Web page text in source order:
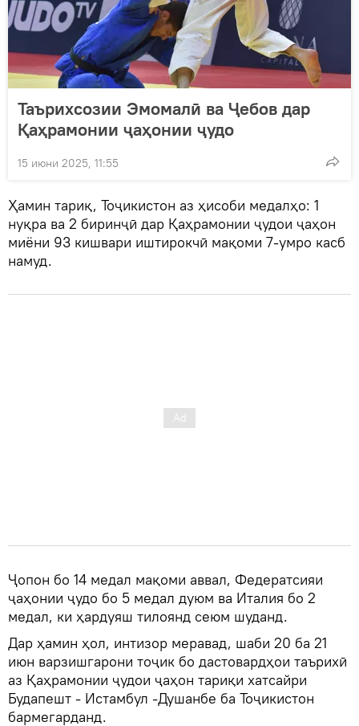
Таърихсозии Эмомалӣ ва Ҷебов дар
Қаҳрамонии ҷаҳонии ҷудо
15 июни 2025, 11:55
Ҳамин тариқ, Тоҷикистон аз ҳисоби медалҳо: 1
нуқра ва 2 биринҷӣ дар Қаҳрамонии ҷудои ҷаҳон
миёни 93 кишвари иштирокчӣ мақоми 7-умро касб
намуд.
Ҷопон бо 14 медал мақоми аввал, Федератсияи
ҷаҳонии ҷудо бо 5 медал дуюм ва Италия бо 2
медал, ки ҳардуяш тилоянд сеюм шуданд.
Дар ҳамин ҳол, интизор меравад, шаби 20 ба 21
июн варзишгарони тоҷик бо дастовардҳои таърихӣ
аз Қаҳрамонии ҷудои ҷаҳон тариқи хатсайри
Будапешт - Истамбул -Душанбе ба Тоҷикистон
бармегарданд.